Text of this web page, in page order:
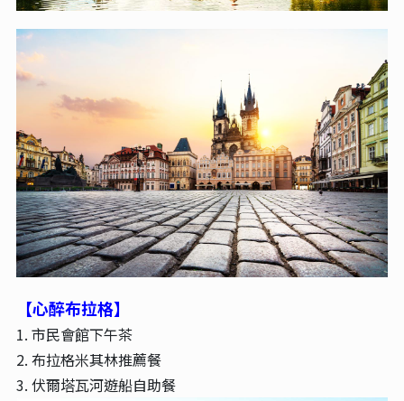
【心醉布拉格】
1. 市民會館下午茶
2. 布拉格米其林推薦餐
3. 伏爾塔瓦河遊船自助餐